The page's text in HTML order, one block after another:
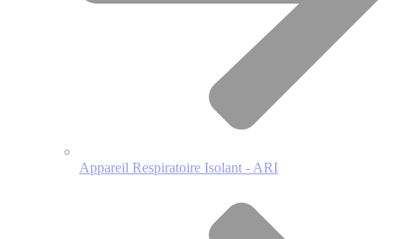
Appareil Respiratoire Isolant - ARI